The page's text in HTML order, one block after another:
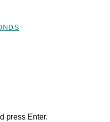
press Enter.